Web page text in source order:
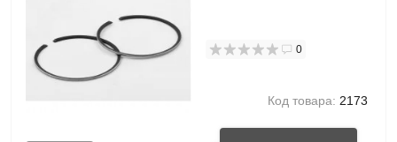
0
Код товара: 2173